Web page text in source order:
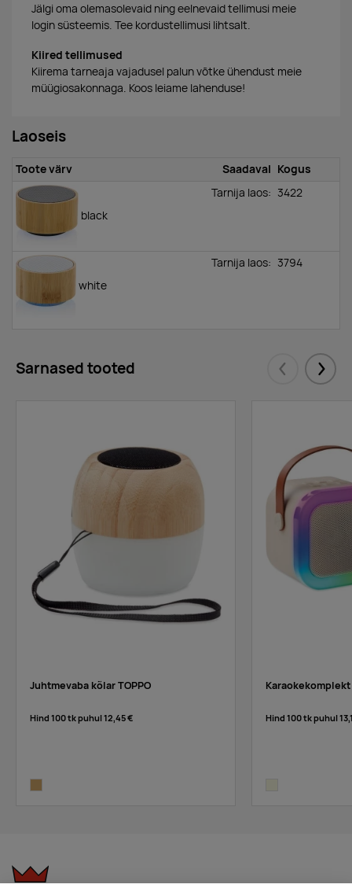
Jälgi oma olemasolevaid ning eelnevaid tellimusi meie
login süsteemis. Tee kordustellimusi lihtsalt.
Kiired tellimused
Kiirema tarneaja vajadusel palun võtke ühendust meie
müügiosakonnaga. Koos leiame lahenduse!
Laoseis
Toote värv Saadaval Kogus
black
Tarnija laos: 3422
white
Tarnija laos: 3794
Sarnased tooted Eelmised
Juhtmevaba kõlar TOPPO
Hind 100 tk puhul12,45 €
Karaokekomplekt
Hind 100 tk puhul